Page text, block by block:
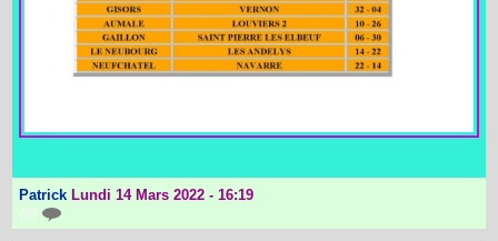
Patrick Lundi 14 Mars 2022 - 16:19
{0}